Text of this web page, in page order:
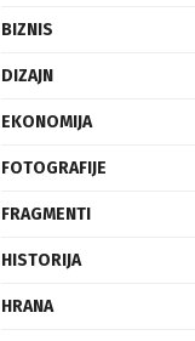
BIZNIS
DIZAJN
EKONOMIJA
FOTOGRAFIJE
FRAGMENTI
HISTORIJA
HRANA